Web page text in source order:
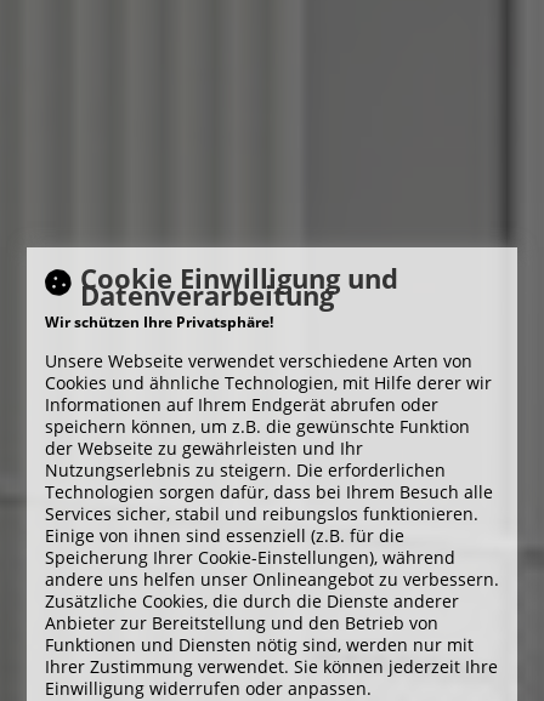
Cookie Einwilligung und
Datenverarbeitung
Wir schützen Ihre Privatsphäre!
Unsere Webseite verwendet verschiedene Arten von
Cookies und ähnliche Technologien, mit Hilfe derer wir
Informationen auf Ihrem Endgerät abrufen oder
speichern können, um z.B. die gewünschte Funktion
der Webseite zu gewährleisten und Ihr
Nutzungserlebnis zu steigern. Die erforderlichen
Technologien sorgen dafür, dass bei Ihrem Besuch alle
Services sicher, stabil und reibungslos funktionieren.
Einige von ihnen sind essenziell (z.B. für die
Speicherung Ihrer Cookie-Einstellungen), während
andere uns helfen unser Onlineangebot zu verbessern.
Zusätzliche Cookies, die durch die Dienste anderer
Anbieter zur Bereitstellung und den Betrieb von
Funktionen und Diensten nötig sind, werden nur mit
Ihrer Zustimmung verwendet. Sie können jederzeit Ihre
Einwilligung widerrufen oder anpassen.